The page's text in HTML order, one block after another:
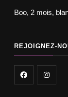
Boo, 2 mois,
REJOIGNEZ-